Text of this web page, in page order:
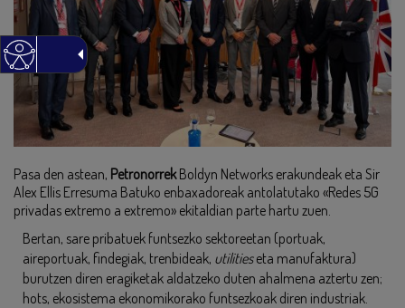
Pasa den astean, PetronorrekBoldyn Networks erakundeak eta Sir
Alex Ellis Erresuma Batuko enbaxadoreak antolatutako «Redes 5G
privadas extremo a extremo» ekitaldian parte hartu zuen.
Bertan, sare pribatuek funtsezko sektoreetan (portuak,
aireportuak, findegiak, trenbideak, utilitieseta manufaktura)
burutzen diren eragiketak aldatzeko duten ahalmena aztertu zen;
hots, ekosistema ekonomikorako funtsezkoak diren industriak.